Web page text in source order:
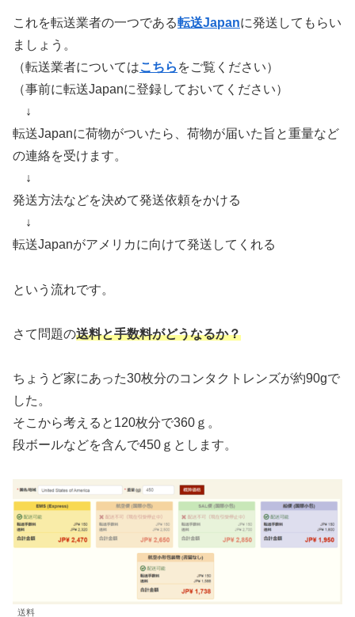
これを転送業者の一つである転送Japanに発送してもらい
ましょう。
（転送業者についてはこちら をご覧ください）
（事前に転送Japanに登録しておいてください）
↓
転送Japanに荷物がついたら、荷物が届いた旨と重量など
の連絡を受けます。
↓
発送方法などを決めて発送依頼をかける
↓
転送Japanがアメリカに向けて発送してくれる
という流れです。
さて問題の送料と手数料がどうなるか？
ちょうど家にあった30枚分のコンタクトレンズが約90gで
した。
そこから考えると120枚分で360ｇ。
段ボールなどを含んで450ｇとします。
送料